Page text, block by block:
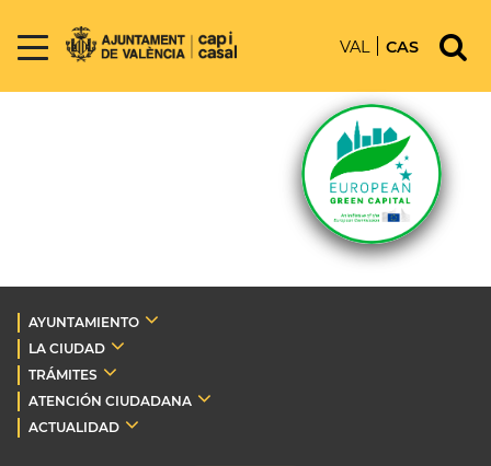
VAL CAS
AYUNTAMIENTO
LA CIUDAD
TRÁMITES
ATENCIÓN CIUDADANA
ACTUALIDAD